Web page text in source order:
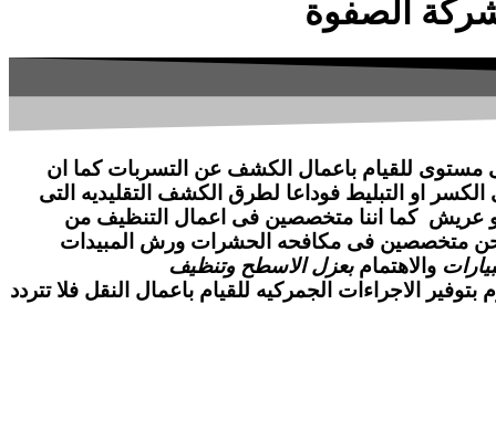
للقيام باعمال الكشف عن التسربات كما ان
او التبليط فوداعا لطرق الكشف التقليديه التى
عريش كما اننا متخصصين فى اعمال التنظيف من
ونحن متخصصين فى مكافحه الحشرات ورش المبيدات
والاهتمامبعزل الاسطح وتنظيف
الاجراءات الجمركيه للقيام باعمال النقل فلا تتردد